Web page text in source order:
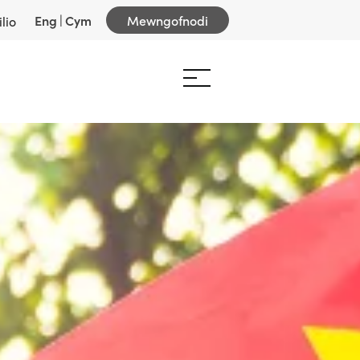
Eng |Cym Mewngofnodi